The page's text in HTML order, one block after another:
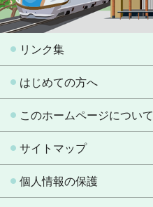
リンク集
はじめての方へ
このホームページについて
サイトマップ
個人情報の保護